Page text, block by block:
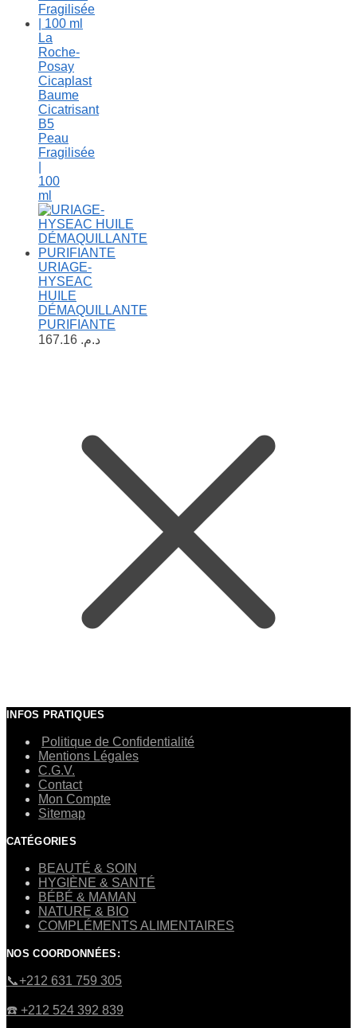
La
Roche-
Posay
Cicaplast
Baume
Cicatrisant
B5
Peau
Fragilisée
100
ml
URIAGE-
HYSEAC
HUILE
DÉMAQUILLANTE
PURIFIANTE
د.م.
INFOS PRATIQUES
Politique de Confidentialité
Mentions Légales
C.G.V.
Contact
Mon Compte
Sitemap
CATÉGORIES
BEAUTÉ & SOIN
HYGIÈNE & SANTÉ
BÉBÉ & MAMAN
NATURE & BIO
COMPLÉMENTS ALIMENTAIRES
NOS COORDONNÉES:
​📞+212 631 759 305
☎️​ +212 524 392 839